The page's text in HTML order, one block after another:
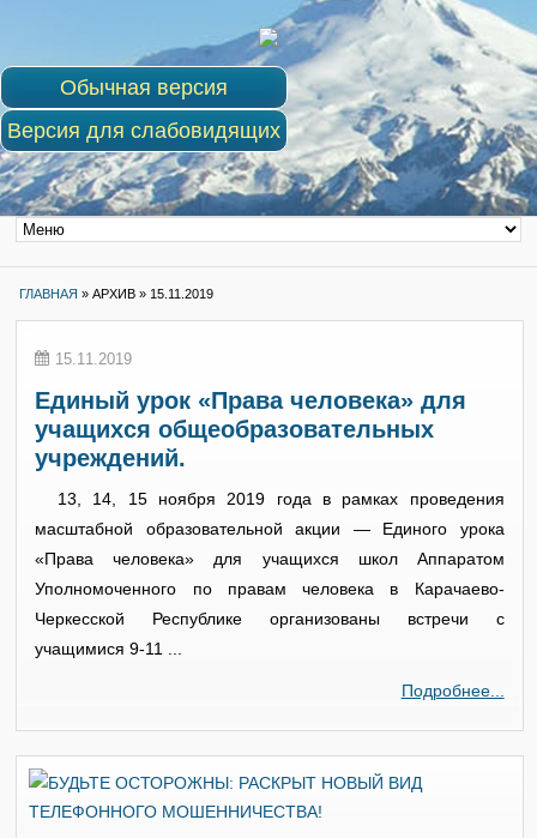
Обычная версия
Версия для слабовидящих
ГЛАВНАЯ » АРХИВ » 15.11.2019
15.11.2019
Единый урок «Права человека» для
учащихся общеобразовательных
учреждений.
13, 14, 15 ноября 2019 года в рамках проведения
масштабной образовательной акции — Единого урока
«Права человека» для учащихся школ Аппаратом
Уполномоченного по правам человека в Карачаево-
Черкесской Республике организованы встречи с
учащимися 9-11 ...
Подробнее...